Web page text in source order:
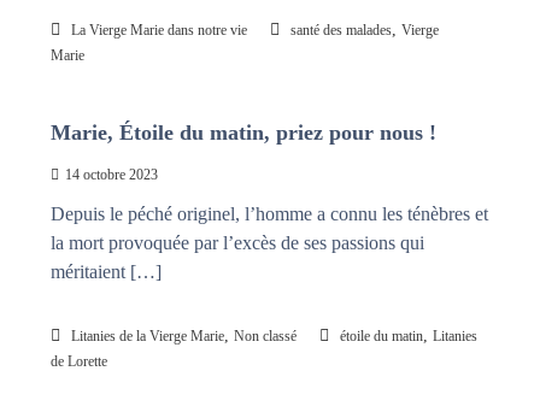
La Vierge Marie dans notre vie santé des malades, Vierge
Marie
Marie, Étoile du matin, priez pour nous !
14 octobre 2023
Depuis le péché originel, l’homme a connu les ténèbres et
la mort provoquée par l’excès de ses passions qui
méritaient […]
Litanies de la Vierge Marie, Non classé étoile du matin, Litanies
de Lorette